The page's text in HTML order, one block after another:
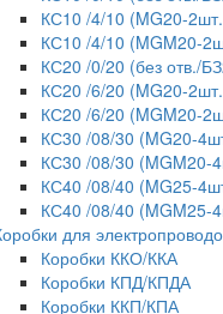
КС10 /4/10 (MG20-
КС10 /4/10 (MGM20-
КС20 /0/20 (без отв./
КС20 /6/20 (MG20-
КС20 /6/20 (MGM20-
КС30 /08/30 (MG20-
КС30 /08/30 (MGM20-
КС40 /08/40 (MG25-
КС40 /08/40 (MGM25-
для
Коробки ККО/ККА
Коробки КПД/КПДА
Коробки ККП/КПА